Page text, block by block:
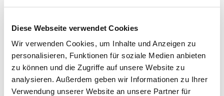
Diese Webseite verwendet Cookies
Wir verwenden Cookies, um Inhalte und Anzeigen zu
personalisieren, Funktionen für soziale Medien anbieten
zu können und die Zugriffe auf unsere Website zu
analysieren. Außerdem geben wir Informationen zu Ihrer
Verwendung unserer Website an unsere Partner für